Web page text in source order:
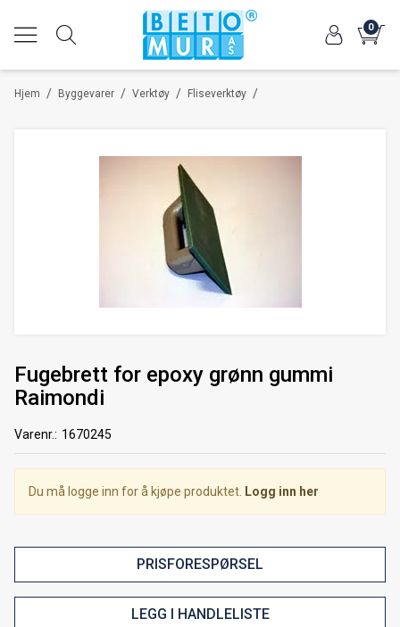
0
/
Hjem /
Byggevarer /
Verktøy /
Fliseverktøy
Fugebrett for epoxy grønn gummi
Raimondi
Varenr.: 1670245
Du må logge inn for å kjøpe produktet. Logg inn her
PRISFORESPØRSEL
LEGG I HANDLELISTE